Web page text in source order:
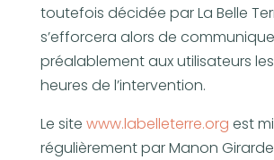
toutefois décidée par La Belle
s’efforcera alors de
préalablement aux utilisateurs
heures de l’intervention.
Le site www.labelleterre.org est
régulièrement par Manon